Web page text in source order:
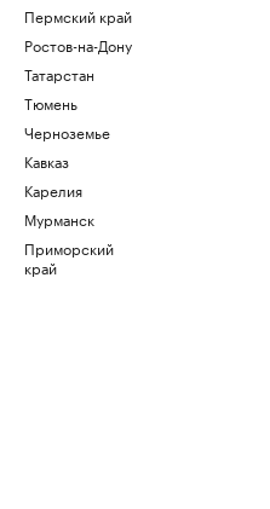
Пермский край
Ростов-на-Дону
Татарстан
Тюмень
Черноземье
Кавказ
Карелия
Мурманск
Приморский
край